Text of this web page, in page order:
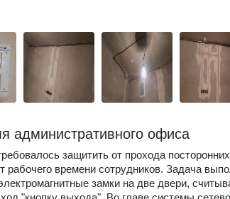
административного офиса
защитить от прохода
рабочего времени сотрудников. Задача
замки на две двери,